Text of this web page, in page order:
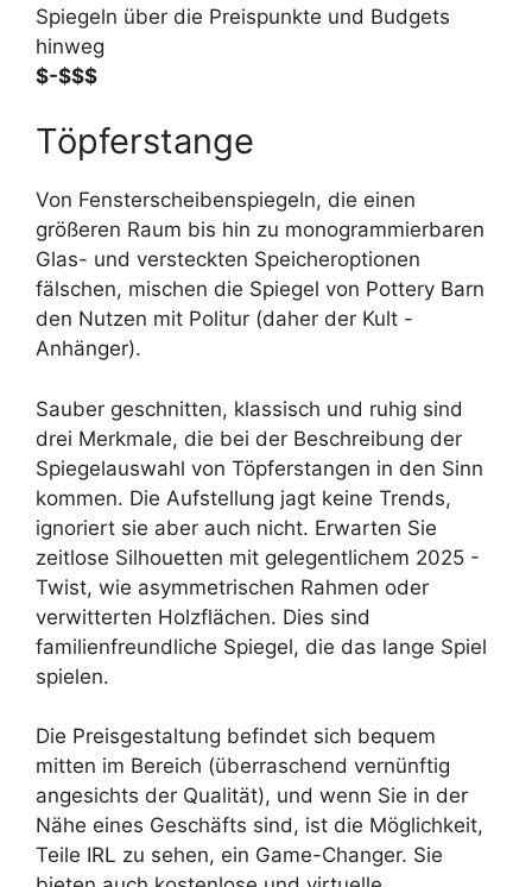
Spiegeln über die Preispunkte und Budgets
hinweg
$-$$$
Töpferstange
Von Fensterscheibenspiegeln, die einen
größeren Raum bis hin zu monogrammierbaren
Glas- und versteckten Speicheroptionen
fälschen, mischen die Spiegel von Pottery Barn
den Nutzen mit Politur (daher der Kult -
Anhänger).
Sauber geschnitten, klassisch und ruhig sind
drei Merkmale, die bei der Beschreibung der
Spiegelauswahl von Töpferstangen in den Sinn
kommen. Die Aufstellung jagt keine Trends,
ignoriert sie aber auch nicht. Erwarten Sie
zeitlose Silhouetten mit gelegentlichem 2025 -
Twist, wie asymmetrischen Rahmen oder
verwitterten Holzflächen. Dies sind
familienfreundliche Spiegel, die das lange Spiel
spielen.
Die Preisgestaltung befindet sich bequem
mitten im Bereich (überraschend vernünftig
angesichts der Qualität), und wenn Sie in der
Nähe eines Geschäfts sind, ist die Möglichkeit,
Teile IRL zu sehen, ein Game-Changer. Sie